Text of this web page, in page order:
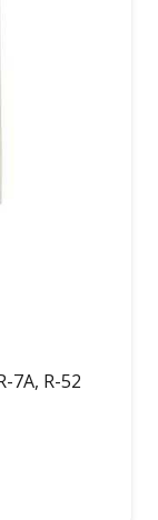
7A, R-52